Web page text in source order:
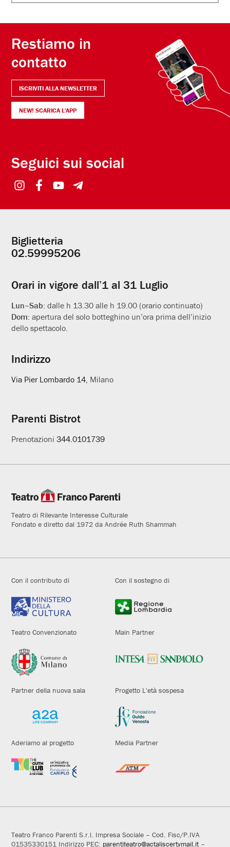
Restiamo in
contatto
ISCRIVITI ALLA NEWSLETTER
NEW! SCARICA L'APP
Seguici sui social
Informazioni
utili
Biglietteria
02.59995206
Orari in vigore dall’1 al 31 Luglio
Lun–Sab:dalle h 13.30 alle h 19.00 (orario continuato)
Dom:apertura del solo botteghino un’ora prima dell’inizio
dello spettacolo.
Indirizzo
Via Pier Lombardo 14 , Milano
Parenti Bistrot
Prenotazioni344.0101739
Teatro di Rilevante Interesse Culturale
Fondato e diretto dal 1972 da Andrée Ruth Shammah
Con il contributo di Con il sostegno di
Teatro Convenzionato Main Partner
Partner della nuova sala Progetto L'età sospesa
Aderiamo al progetto Media Partner
Teatro Franco Parenti S.r.l. Impresa Sociale – Cod. Fisc/P.IVA
01535330151 Indirizzo PEC: parentiteatro@actaliscertymail.it–